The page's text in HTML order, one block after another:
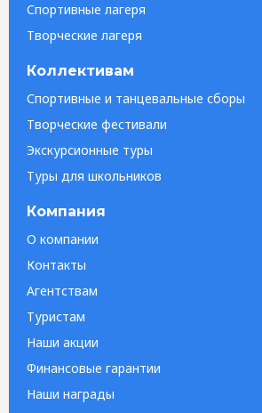
Спортивные лагеря
Творческие лагеря
Коллективам
Спортивные и танцевальные сборы
Творческие фестивали
Экскурсионные туры
Туры для школьников
Компания
О компании
Контакты
Агентствам
Туристам
Наши акции
Финансовые гарантии
Наши награды